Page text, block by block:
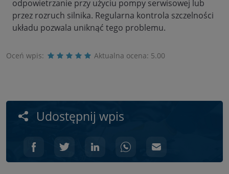
odpowietrzanie przy użyciu pompy serwisowej lub
przez rozruch silnika. Regularna kontrola szczelności
układu pozwala uniknąć tego problemu.
Oceń wpis: Aktualna ocena: 5.00
Udostępnij wpis